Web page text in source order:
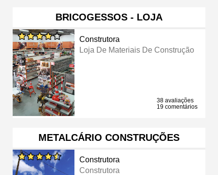
BRICOGESSOS - LOJA
Construtora
Loja De Materiais De Construção
38 avaliações
19 comentários
METALCÁRIO CONSTRUÇÕES
Construtora
Construtora